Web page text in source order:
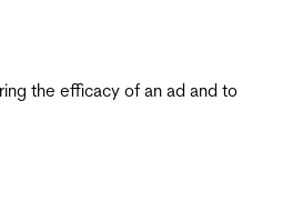
the efficacy of an ad and to